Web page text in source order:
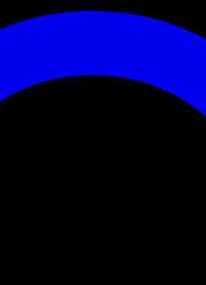
Warenkorb.